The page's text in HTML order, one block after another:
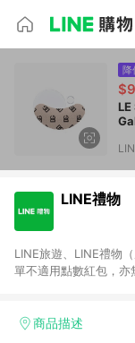
降
LE
LINE禮物
LINE旅遊、LINE禮物
單不適用點數紅包，亦
商品描述